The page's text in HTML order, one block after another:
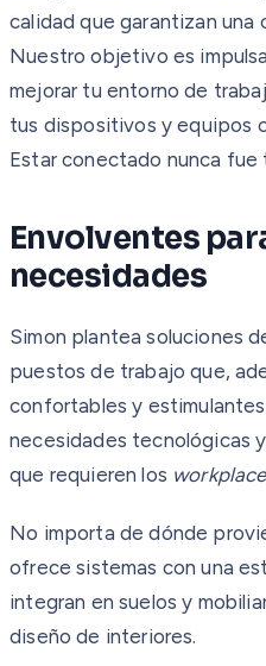
calidad que garantizan una
Nuestro objetivo es
mejorar tu entorno de
tus dispositivos y equipos
Estar conectado nunca
Envolventes
necesidades
Simon plantea soluciones
puestos de trabajo que,
confortables y
necesidades tecnológicas
que requieren los
No importa de dónde
ofrece sistemas con una
integran en suelos y
diseño de interiores.